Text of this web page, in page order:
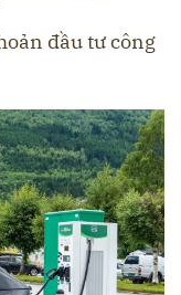
đầu tư công